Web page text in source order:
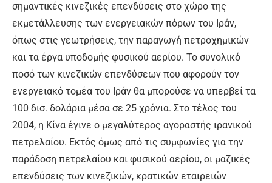
σημαντικές κινεζικές επενδύσεις στο χώρο της
εκμετάλλευσης των ενεργειακών πόρων του Ιράν,
όπως στις γεωτρήσεις, την παραγωγή πετροχημικών
και τα έργα υποδομής φυσικού αερίου. Το συνολικό
ποσό των κινεζικών επενδύσεων που αφορούν τον
ενεργειακό τομέα του Ιράν θα μπορούσε να υπερβεί τα
100 δισ. δολάρια μέσα σε 25 χρόνια. Στο τέλος του
2004, η Κίνα έγινε ο μεγαλύτερος αγοραστής ιρανικού
πετρελαίου. Εκτός όμως από τις συμφωνίες για την
παράδοση πετρελαίου και φυσικού αερίου, οι μαζικές
επενδύσεις των κινεζικών, κρατικών εταιρειών